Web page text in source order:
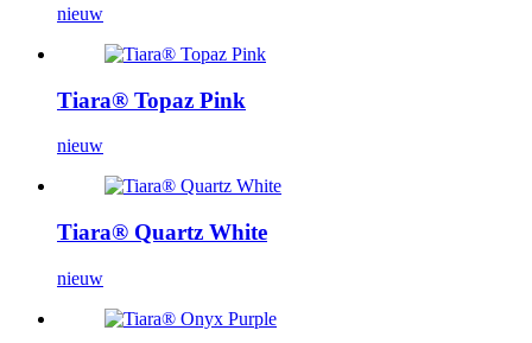
nieuw
Tiara® Topaz Pink
nieuw
Tiara® Quartz White
nieuw